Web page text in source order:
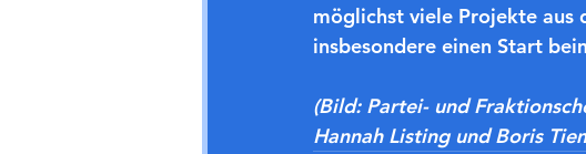
möglichst viele Projekte aus
insbesondere einen Start
(Bild: Partei- und
Hannah Listing und Boris